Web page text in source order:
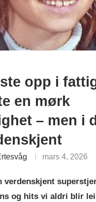
opp i
en mørk
– men i
mars 4, 2026
verdenskjent
og hits vi aldri blir lei